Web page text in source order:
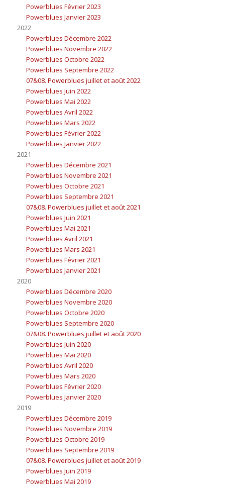
Powerblues Février 2023
Powerblues Janvier 2023
2022
Powerblues Décembre 2022
Powerblues Novembre 2022
Powerblues Octobre 2022
Powerblues Septembre 2022
07&08. Powerblues juillet et août 2022
Powerblues Juin 2022
Powerblues Mai 2022
Powerblues Avril 2022
Powerblues Mars 2022
Powerblues Février 2022
Powerblues Janvier 2022
2021
Powerblues Décembre 2021
Powerblues Novembre 2021
Powerblues Octobre 2021
Powerblues Septembre 2021
07&08. Powerblues juillet et août 2021
Powerblues Juin 2021
Powerblues Mai 2021
Powerblues Avril 2021
Powerblues Mars 2021
Powerblues Février 2021
Powerblues Janvier 2021
2020
Powerblues Décembre 2020
Powerblues Novembre 2020
Powerblues Octobre 2020
Powerblues Septembre 2020
07&08. Powerblues juillet et août 2020
Powerblues Juin 2020
Powerblues Mai 2020
Powerblues Avril 2020
Powerblues Mars 2020
Powerblues Février 2020
Powerblues Janvier 2020
2019
Powerblues Décembre 2019
Powerblues Novembre 2019
Powerblues Octobre 2019
Powerblues Septembre 2019
07&08. Powerblues juillet et août 2019
Powerblues Juin 2019
Powerblues Mai 2019